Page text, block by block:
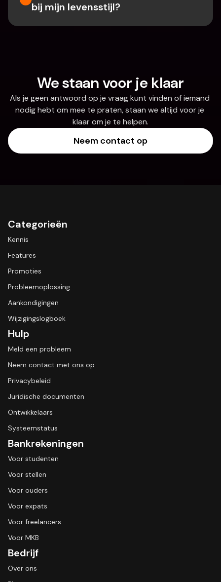
bij mijn levensstijl?
We staan voor je klaar
Als je geen antwoord op je vraag kunt vinden of iemand
nodig hebt om mee te praten, staan we altijd voor je
klaar om je te helpen.
Neem contact op
Categorieën
Kennis
Features
Promoties
Probleemoplossing
Aankondigingen
Wijzigingslogboek
Hulp
Meld een probleem
Neem contact met ons op
Privacybeleid
Juridische documenten
Ontwikkelaars
Systeemstatus
Bankrekeningen
Voor studenten
Voor stellen
Voor ouders
Voor expats
Voor freelancers
Voor MKB
Bedrijf
Over ons